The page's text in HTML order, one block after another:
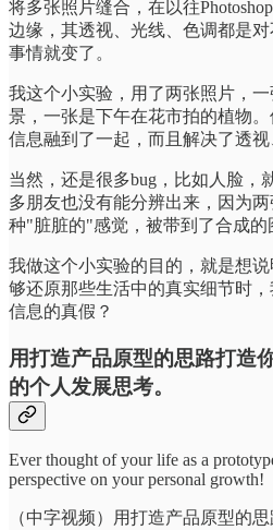
将多张照片缝合，在以往
边缘，其透视、光线、色调都是
事情就变了。
我这个小实验，用了两张照片，
景，一张是下午在花市拍的植物
信息融到了一起，而且解决了透视
当然，还是很多bug，比如人脸，
多朋友也没有能分辨出来，因为
种"脏脏的"感觉，被带到了合成的
我做这个小实验的目的，就是想
够还原那些生活中的真实细节时
信息的真假？
用打造产品原型的思路打造
的个人发展思考。
Ever thought of your life as a
perspective on your personal growth!
（中字视频）用打造产品原型的